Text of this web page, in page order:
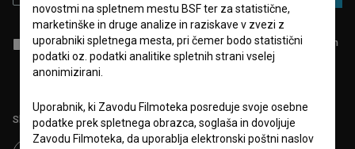
Sprejemam splošne pogojein dajemsoglasjeza zbiranje, hrambo in
obdelavo osebnih podatkov.
Sledite nam na:
novostmi na spletnem mestu BSF ter za statistične,
marketinške in druge analize in raziskave v zvezi z
uporabniki spletnega mesta, pri čemer bodo statistični
podatki oz. podatki analitike spletnih strani vselej
anonimizirani.
Uporabnik, ki Zavodu Filmoteka posreduje svoje osebne
podatke prek spletnega obrazca, soglaša in dovoljuje
Zavodu Filmoteka, da uporablja elektronski poštni naslov